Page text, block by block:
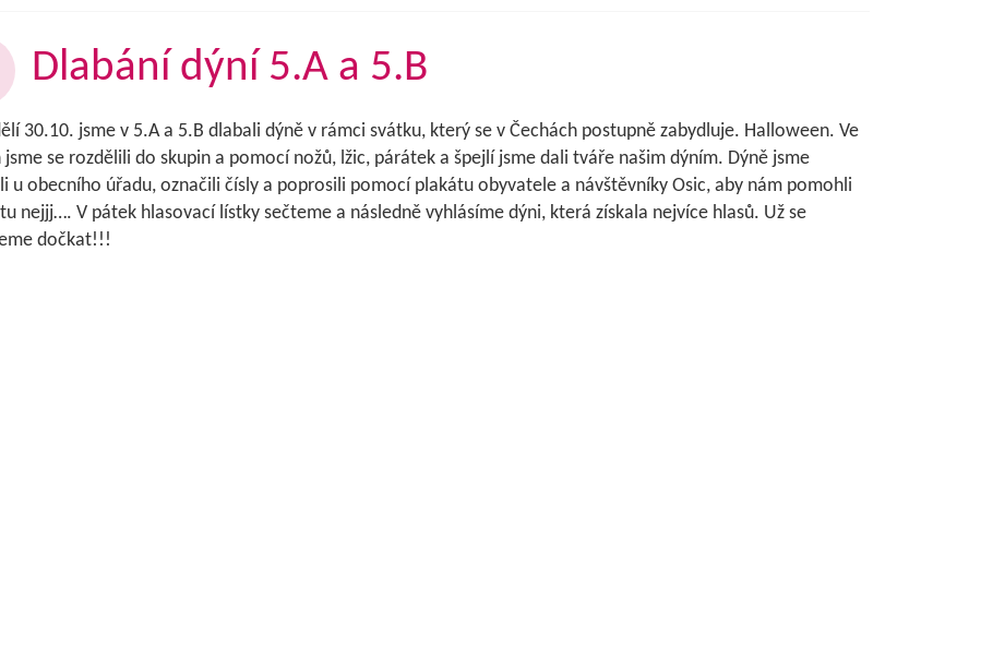
Dlabání dýní 5.A a 5.B
30.10. jsme v 5.A a 5.B dlabali dýně v rámci svátku, který se v Čechách postupně zabydluje. Halloween. Ve
se rozdělili do skupin a pomocí nožů, lžic, párátek a špejlí jsme dali tváře našim dýním. Dýně jsme
u obecního úřadu, označili čísly a poprosili pomocí plakátu obyvatele a návštěvníky Osic, aby nám pomohli
nejjj…. V pátek hlasovací lístky sečteme a následně vyhlásíme dýni, která získala nejvíce hlasů. Už se
dočkat!!!